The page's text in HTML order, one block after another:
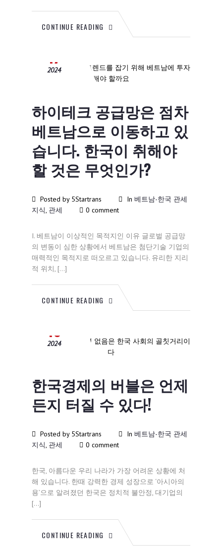
CONTINUE READING
17
2024
하이테크 공급망은 점차
베트남으로 이동하고 있
습니다. 한국이 취해야
할 것은 무엇인가?
Posted by 5Startrans In 베트남-한국 관세
지식, 관세 0 comment
I. 베트남이 이상적인 목적지인 이유 글로벌 공급망
의 변동이 심한 상황에서 베트남은 첨단기술 기업의
매력적인 목적지로 떠오르고 있습니다. 유리한 지리
적 위치, […]
CONTINUE READING
16
2024
한국경제의 버블은 언제
든지 터질 수 있다!
Posted by 5Startrans In 베트남-한국 관세
지식, 관세 0 comment
한국, 아름다운 우리 나라가 가장 어려운 상황에 처
해 있습니다. 한때 강력한 경제 성장으로 ‘아시아의
용’으로 알려졌던 한국은 정치적 불안정, 대기업의
[…]
CONTINUE READING